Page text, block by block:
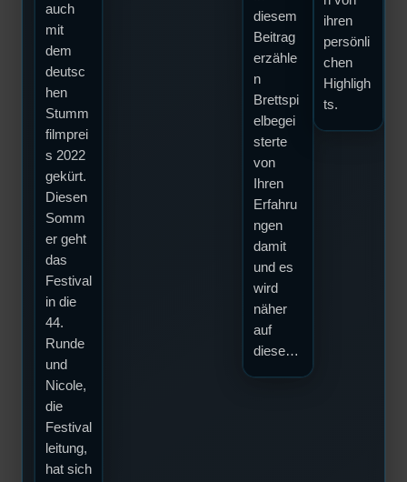
auch
mit
dem
deutsc
hen
Stumm
filmprei
s 2022
gekürt.
Diesen
Somm
er geht
das
Festival
in die
44.
Runde
und
Nicole,
die
Festival
leitung,
hat sich
diesem
Beitrag
erzähle
n
Brettspi
elbegei
sterte
von
Ihren
Erfahru
ngen
damit
und es
wird
näher
auf
diese…
ihren
persönli
chen
Highligh
ts.